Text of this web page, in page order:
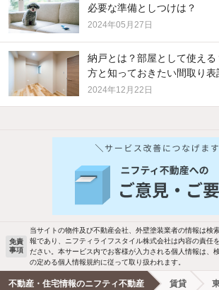
必要な準備としつけは？
2024年05月27日
納戸とは？部屋として使え
方と知っておきたい間取り表
2024年12月22日
免責
事項
当サイトの物件及び不動産会社、外壁塗装業者の情報は検
報であり、ニフティライフスタイル株式会社は内容の責任
ださい。本サービス内でお客様が入力される個人情報は、
の定める個人情報規約に従って取り扱われます。
不動産・住宅情報のニフティ不動産 賃貸